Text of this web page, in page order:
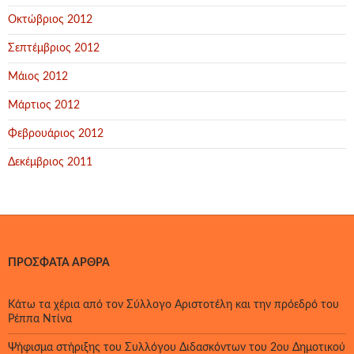
Οκτώβριος 2012
Σεπτέμβριος 2012
Μάιος 2012
Μάρτιος 2012
Φεβρουάριος 2012
Δεκέμβριος 2011
ΠΡΌΣΦΑΤΑ ΆΡΘΡΑ
Κάτω τα χέρια από τον Σύλλογο Αριστοτέλη και την πρόεδρό του
Ρέππα Ντίνα
Ψήφισμα στήριξης του Συλλόγου Διδασκόντων του 2ου Δημοτικού